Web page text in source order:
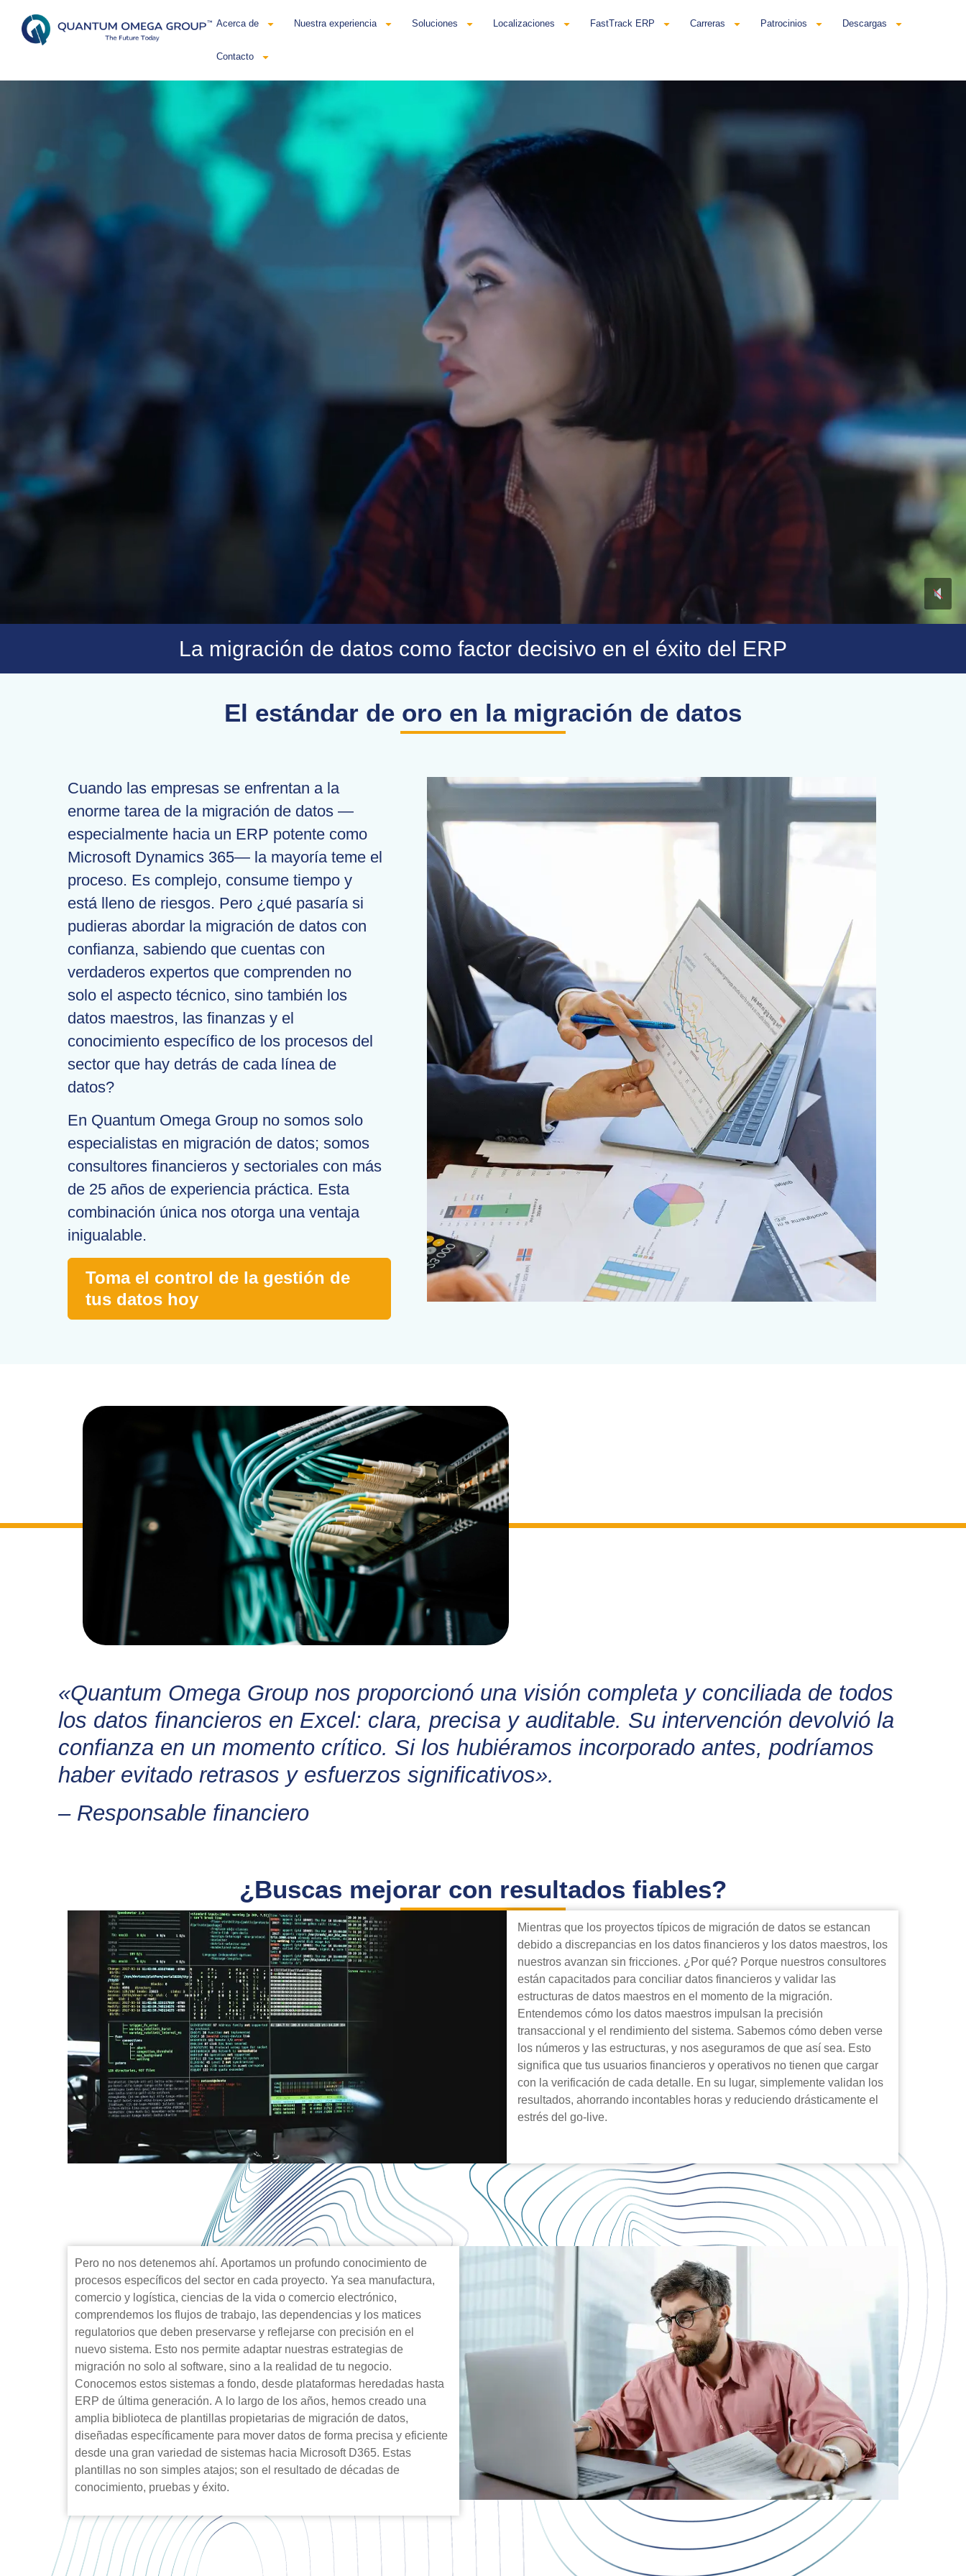
Acerca de Nuestra experiencia Soluciones Localizaciones FastTrack ERP Carreras Patrocinios Descargas
Contacto
La migración de datos como factor decisivo en el éxito del ERP
El estándar de oro en la migración de datos
Cuando las empresas se enfrentan a la
enorme tarea de la migración de datos —
especialmente hacia un ERP potente como
Microsoft Dynamics 365— la mayoría teme el
proceso. Es complejo, consume tiempo y
está lleno de riesgos. Pero ¿qué pasaría si
pudieras abordar la migración de datos con
confianza, sabiendo que cuentas con
verdaderos expertos que comprenden no
solo el aspecto técnico, sino también los
datos maestros, las finanzas y el
conocimiento específico de los procesos del
sector que hay detrás de cada línea de
datos?
En Quantum Omega Group no somos solo
especialistas en migración de datos; somos
consultores financieros y sectoriales con más
de 25 años de experiencia práctica. Esta
combinación única nos otorga una ventaja
inigualable.
Toma el control de la gestión de
tus datos hoy
«Quantum Omega Group nos proporcionó una visión completa y conciliada de todos
los datos financieros en Excel: clara, precisa y auditable. Su intervención devolvió la
confianza en un momento crítico. Si los hubiéramos incorporado antes, podríamos
haber evitado retrasos y esfuerzos significativos».
– Responsable financiero
¿Buscas mejorar con resultados fiables?
Mientras que los proyectos típicos de migración de datos se estancan
debido a discrepancias en los datos financieros y los datos maestros, los
nuestros avanzan sin fricciones. ¿Por qué? Porque nuestros consultores
están capacitados para conciliar datos financieros y validar las
estructuras de datos maestros en el momento de la migración.
Entendemos cómo los datos maestros impulsan la precisión
transaccional y el rendimiento del sistema. Sabemos cómo deben verse
los números y las estructuras, y nos aseguramos de que así sea. Esto
significa que tus usuarios financieros y operativos no tienen que cargar
con la verificación de cada detalle. En su lugar, simplemente validan los
resultados, ahorrando incontables horas y reduciendo drásticamente el
estrés del go-live.
Pero no nos detenemos ahí. Aportamos un profundo conocimiento de
procesos específicos del sector en cada proyecto. Ya sea manufactura,
comercio y logística, ciencias de la vida o comercio electrónico,
comprendemos los flujos de trabajo, las dependencias y los matices
regulatorios que deben preservarse y reflejarse con precisión en el
nuevo sistema. Esto nos permite adaptar nuestras estrategias de
migración no solo al software, sino a la realidad de tu negocio.
Conocemos estos sistemas a fondo, desde plataformas heredadas hasta
ERP de última generación. A lo largo de los años, hemos creado una
amplia biblioteca de plantillas propietarias de migración de datos,
diseñadas específicamente para mover datos de forma precisa y eficiente
desde una gran variedad de sistemas hacia Microsoft D365. Estas
plantillas no son simples atajos; son el resultado de décadas de
conocimiento, pruebas y éxito.